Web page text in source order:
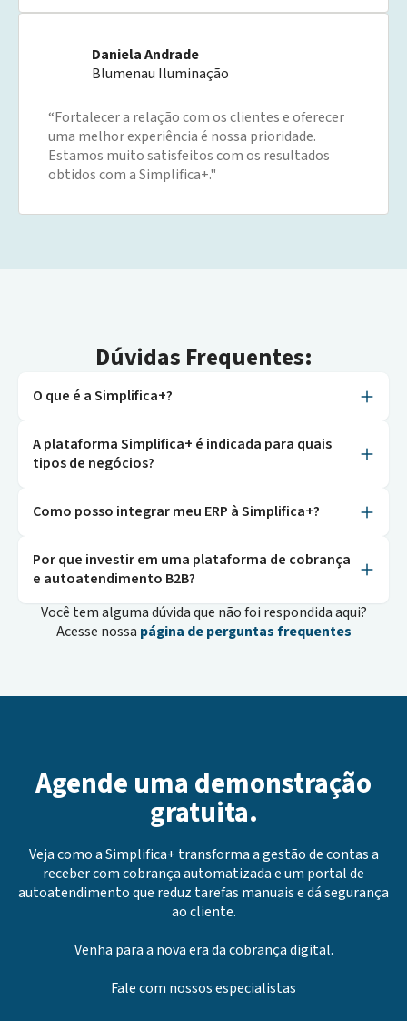
Daniela Andrade
Blumenau Iluminação
“Fortalecer a relação com os clientes e oferecer
uma melhor experiência é nossa prioridade.
Estamos muito satisfeitos com os resultados
obtidos com a Simplifica+."
Dúvidas Frequentes:
O que é a Simplifica+?
A plataforma Simplifica+ é indicada para quais
tipos de negócios?
Como posso integrar meu ERP à Simplifica+?
Por que investir em uma plataforma de cobrança
e autoatendimento B2B?
Você tem alguma dúvida que não foi respondida aqui?
Acesse nossa página de perguntas frequentes
Agende uma demonstração
gratuita.
Veja como a Simplifica+ transforma a gestão de contas a
receber com cobrança automatizada e um portal de
autoatendimento que reduz tarefas manuais e dá segurança
ao cliente.
Venha para a nova era da cobrança digital.
Fale com nossos especialistas